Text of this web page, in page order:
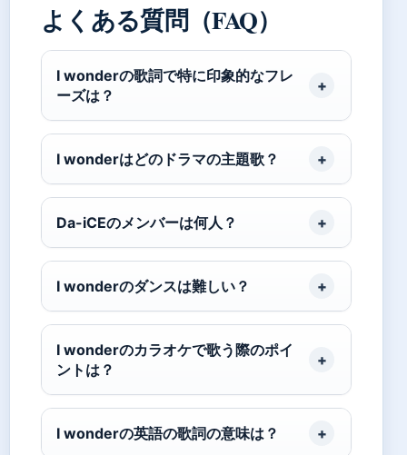
よくある質問（FAQ）
I wonderの歌詞で特に印象的なフレ
ーズは？
I wonderはどのドラマの主題歌？
Da-iCEのメンバーは何人？
I wonderのダンスは難しい？
I wonderのカラオケで歌う際のポイ
ントは？
I wonderの英語の歌詞の意味は？